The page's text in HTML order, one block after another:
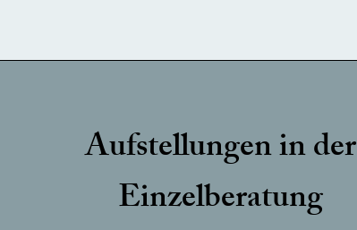
Aufstellungen in der
Einzelberatung